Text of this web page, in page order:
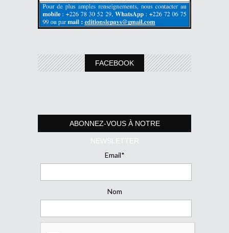
FACEBOOK
ABONNEZ-VOUS À NOTRE
NEWSLETTER
Email*
Nom